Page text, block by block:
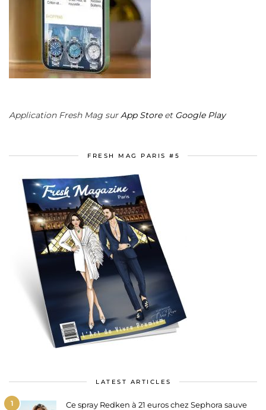
Application Fresh Mag surApp Storeet Google Play
FRESH MAG PARIS #5
LATEST ARTICLES
1
Ce spray Redken à 21 euros chez Sephora sauve